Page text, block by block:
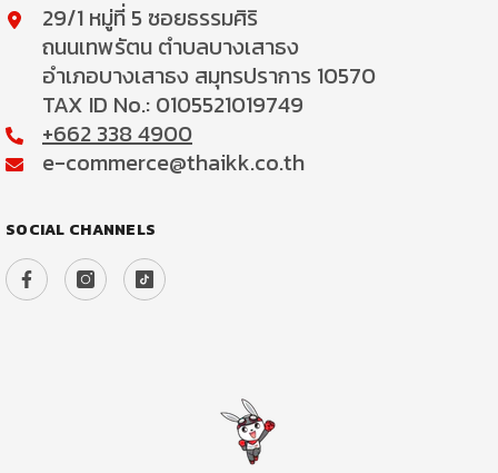
29/1 หมู่ที่ 5 ซอยธรรมศิริ
ถนนเทพรัตน ตำบลบางเสาธง
อำเภอบางเสาธง สมุทรปราการ 10570
TAX ID No.: 0105521019749
+662 338 4900
e-commerce@thaikk.co.th
SOCIAL CHANNELS